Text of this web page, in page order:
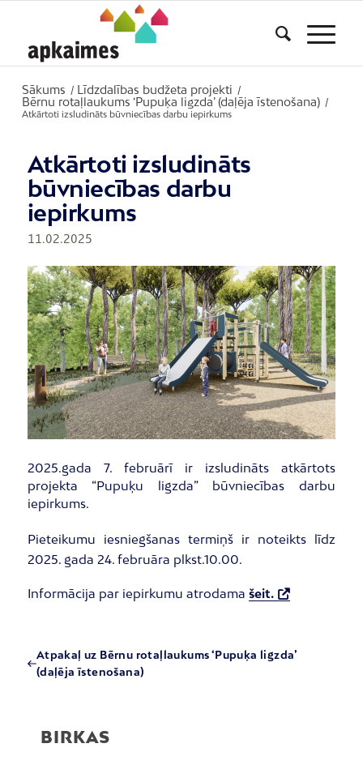
Sākums / Līdzdalības budžeta projekti /
Bērnu rotaļlaukums ‘Pupuķa ligzda’ (daļēja īstenošana) /
Atkārtoti izsludināts būvniecības darbu iepirkums
Atkārtoti izsludināts
būvniecības darbu
iepirkums
11.02.2025
2025.gada 7. februārī ir izsludināts atkārtots
projekta “Pupuķu ligzda” būvniecības darbu
iepirkums.
Pieteikumu iesniegšanas termiņš ir noteikts līdz
2025. gada 24. februāra plkst.10.00.
Informācija par iepirkumu atrodama šeit.
Atpakaļ uz Bērnu rotaļlaukums ‘Pupuķa ligzda’
(daļēja īstenošana)
BIRKAS